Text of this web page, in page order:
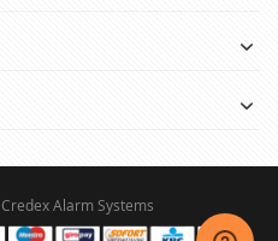
Credex Alarm Systems